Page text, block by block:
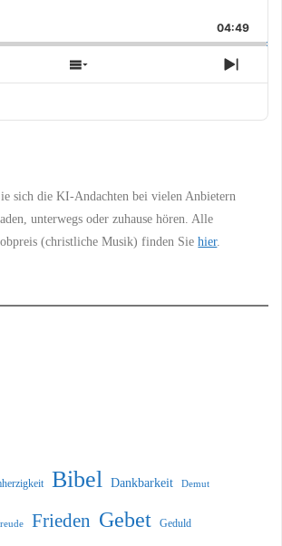
Forward
04:49
Show
Episodes
Next
sich die KI-Andachten bei vielen Anbietern
unterwegs oder zuhause hören. Alle
(christliche Musik) finden Siehier.
Bibel Dankbarkeit Demut
Frieden Gebet Geduld